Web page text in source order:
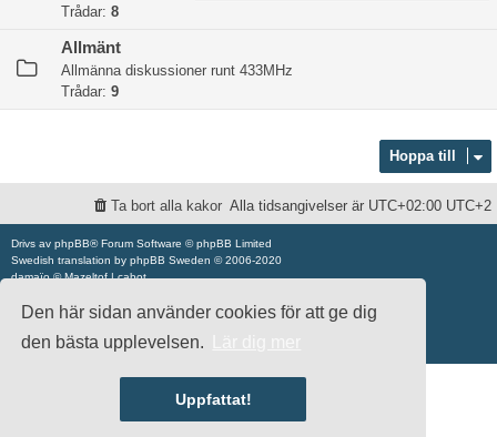
Den här sidan använder cookies för att ge dig
den bästa upplevelsen.
Uppfattat!
Trådar: 8
Allmänt
Allmänna diskussioner runt 433MHz
Trådar: 9
Hoppa till
Alla tidsangivelser är UTC+02:00 UTC+2
Ta bort alla kakor
Drivs av phpBB® Forum Software © phpBB Limited
Swedish translation by phpBB Sweden © 2006-2020
damaïo ©Mazeltof|cabot